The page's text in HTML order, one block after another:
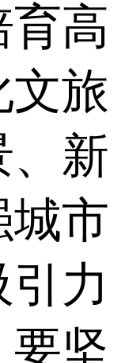
育高
文旅
、新
城市
力
坚